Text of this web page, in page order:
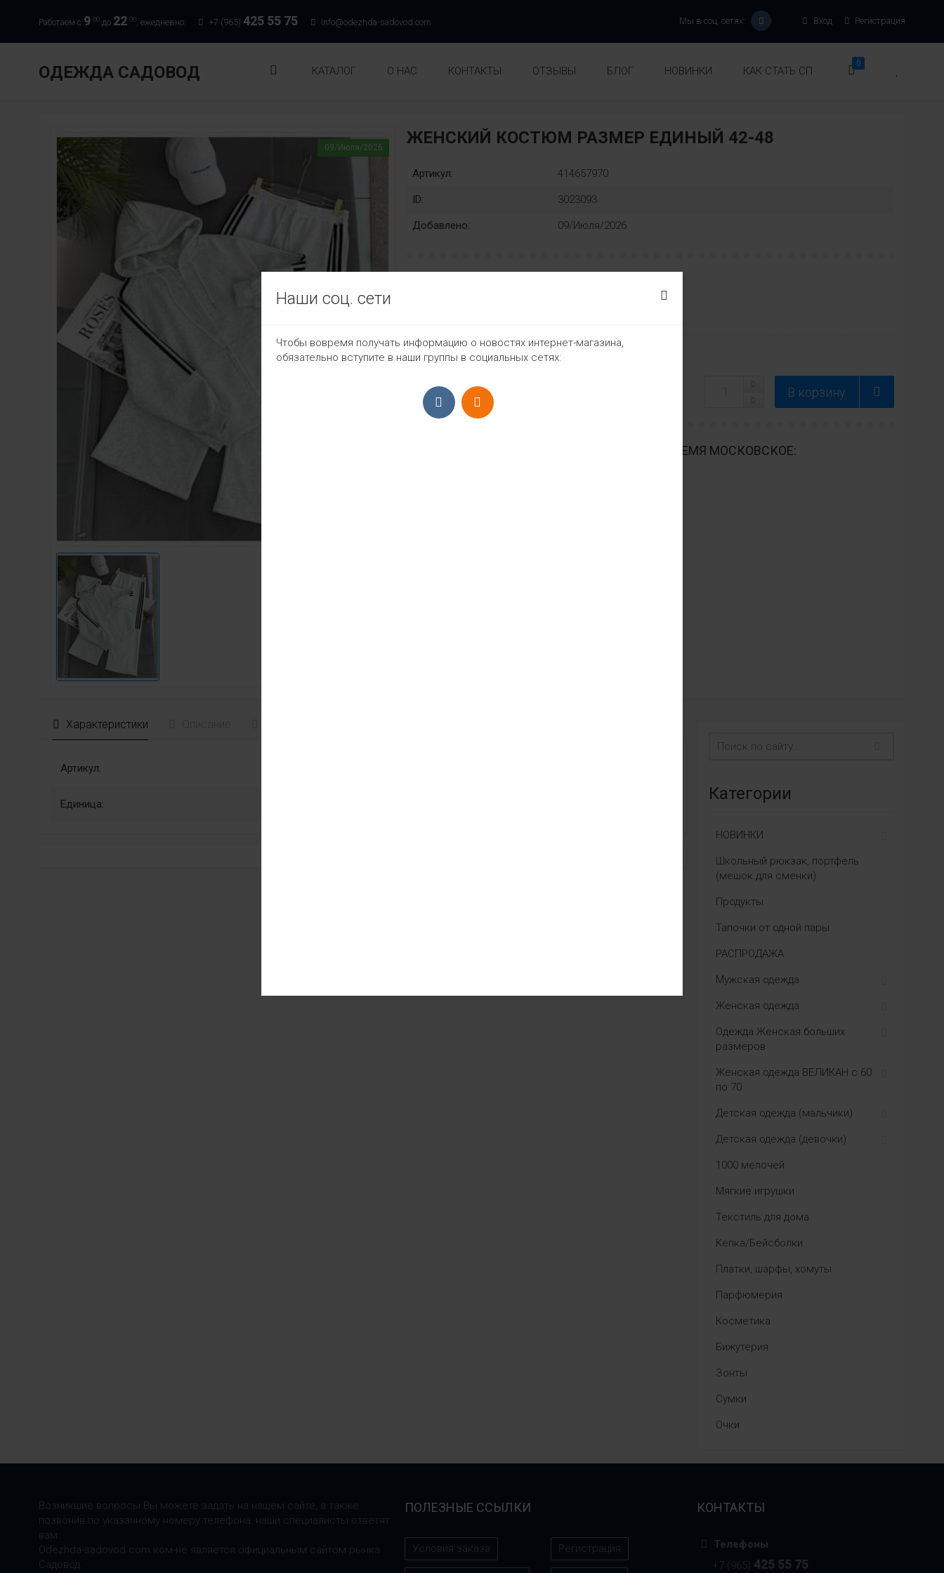
Работаем с 9 00 до 22 00, ежедневно: +7 (965) 425 55 75 info@odezhda-sadovod.com Вход Регистрация
Мы в соц. сетях:
ОДЕЖДА САДОВОД КАТАЛОГ О НАС КОНТАКТЫ ОТЗЫВЫ БЛОГ НОВИНКИ КАК СТАТЬ СП
0
09/Июля/2026 ЖЕНСКИЙ КОСТЮМ РАЗМЕР ЕДИНЫЙ 42-48
Артикул: 414657970
ID: 3023093
Добавлено: 09/Июля/2026
2527₽
ПРИЁМ ЗАКАЗОВ С 9:00-22:00, ЕЖЕДНЕВНО ВРЕМЯ МОСКОВСКОЕ:
Характеристики
Артикул:
Единица:
Категории
НОВИНКИ
Школьный рюкзак, портфель
(мешок для сменки)
Продукты
Тапочки от одной пары
РАСПРОДАЖА
Мужская одежда
Женская одежда
Одежда Женская больших
размеров
Женская одежда ВЕЛИКАН с 60
по 70
Детская одежда (мальчики)
Детская одежда (девочки)
1000 мелочей
Мягкие игрушки
Текстиль для дома
Кепка/Бейсболки
Платки, шарфы, хомуты
Парфюмерия
Косметика
Бижутерия
Зонты
Сумки
Очки
Возникшие вопросы Вы можете задать на нашем сайте, а также
позвонив по указанному номеру телефона: наши специалисты ответят
вам.
Odezhda-sadovod.com.ком-не является официальным сайтом рынка
Садовод.
ПОЛЕЗНЫЕ ССЫЛКИ
Условия заказа Регистрация
КОНТАКТЫ
Телефоны
+7 (965) 425 55 75
Наши соц. сети
Чтобы вовремя получать информацию о новостях интернет-магазина,
обязательно вступите в наши группы в социальных сетях: